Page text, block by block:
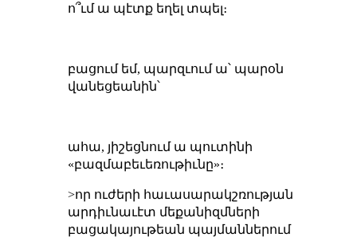
ո՞ւմ ա պէտք եղել տպել։
բացում եմ, պարզւում ա՝ պարօն
վանեցեանին՝
ահա, յիշեցնում ա պուտինի
«բազմաբեւեռութիւնը»։
>որ ուժերի հաւասարակշռության
արդիւնաւէտ մեքանիզմների
բացակայութեան պայմաններում